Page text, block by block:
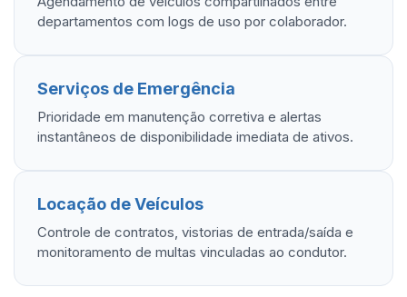
departamentos com logs de uso por colaborador.
Serviços de Emergência
Prioridade em manutenção corretiva e alertas
instantâneos de disponibilidade imediata de ativos.
Locação de Veículos
Controle de contratos, vistorias de entrada/saída e
monitoramento de multas vinculadas ao condutor.